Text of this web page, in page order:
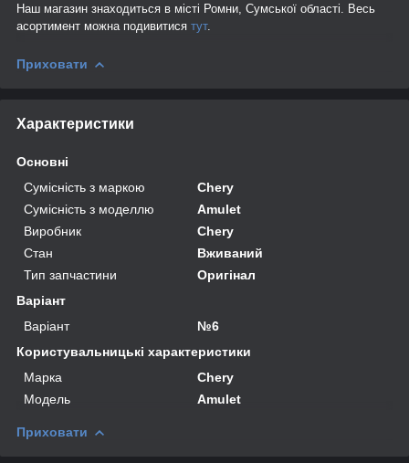
Наш магазин знаходиться в місті Ромни, Сумської області. Весь
асортимент можна подивитися тут.
Приховати
Характеристики
Основні
Сумісність з маркою
Chery
Сумісність з моделлю
Amulet
Виробник
Chery
Стан
Вживаний
Тип запчастини
Оригінал
Варіант
Варіант
№6
Користувальницькі характеристики
Марка
Chery
Модель
Amulet
Приховати